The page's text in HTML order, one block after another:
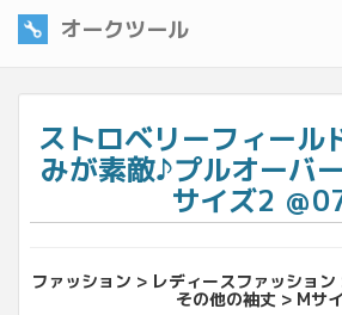
オークツール
ストロベリーフィー
みが素敵♪プルオーバ
サイズ2 ＠
ファッション > レディースファッショ
その他の袖丈 > Mサ